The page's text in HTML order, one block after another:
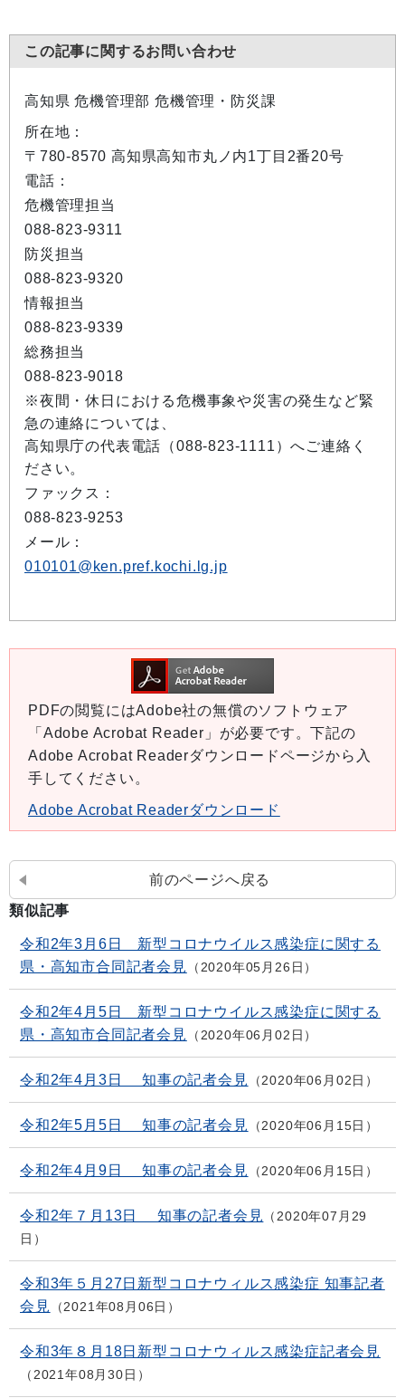
この記事に関するお問い合わせ
高知県 危機管理部 危機管理・防災課
所在地：
〒780-8570 高知県高知市丸ノ内1丁目2番20号
電話：
危機管理担当
088-823-9311
防災担当
088-823-9320
情報担当
088-823-9339
総務担当
088-823-9018
※夜間・休日における危機事象や災害の発生など緊
急の連絡については、
高知県庁の代表電話（088-823-1111）へご連絡く
ださい。
ファックス：
088-823-9253
メール：
010101@ken.pref.kochi.lg.jp
PDFの閲覧にはAdobe社の無償のソフトウェア
「Adobe Acrobat Reader」が必要です。下記の
Adobe Acrobat Readerダウンロードページから入
手してください。
Adobe Acrobat Readerダウンロード
前のページへ戻る
類似記事
令和2年3月6日 新型コロナウイルス感染症に関する
県・高知市合同記者会見
2020年05月26日
令和2年4月5日 新型コロナウイルス感染症に関する
県・高知市合同記者会見
2020年06月02日
令和2年4月3日 知事の記者会見 2020年06月02日
令和2年5月5日 知事の記者会見 2020年06月15日
令和2年4月9日 知事の記者会見 2020年06月15日
令和2年７月13日 知事の記者会見
2020年07月29
日
令和3年５月27日新型コロナウィルス感染症 知事記者
会見
2021年08月06日
令和3年８月18日新型コロナウィルス感染症記者会見
2021年08月30日